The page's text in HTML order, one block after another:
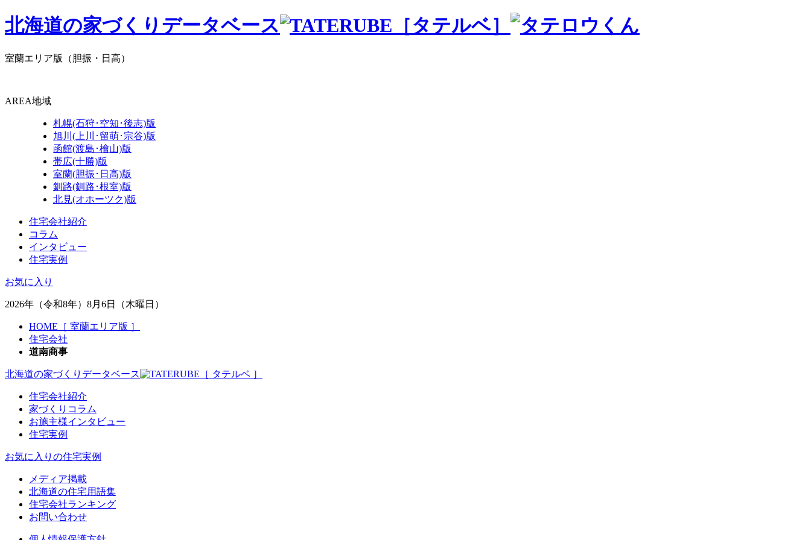
北海道の家づくりデータベース ［タテルベ］
室蘭エリア版 （胆振・日高）
AREA地域
札幌(石狩･空知･後志)版
旭川(上川･留萌･宗谷)版
函館(渡島･檜山)版
帯広(十勝)版
室蘭(胆振･日高)版
釧路(釧路･根室)版
北見(オホーツク)版
住宅会社紹介
コラム
インタビュー
住宅実例
お気に入り
2026年（令和8年）8月6日（木曜日）
HOME［ 室蘭エリア版 ］
住宅会社
道南商事
北海道の家づくりデータベース ［ タテルベ ］
住宅会社紹介
家づくりコラム
お施主様インタビュー
住宅実例
お気に入りの住宅実例
メディア掲載
北海道の住宅用語集
住宅会社ランキング
お問い合わせ